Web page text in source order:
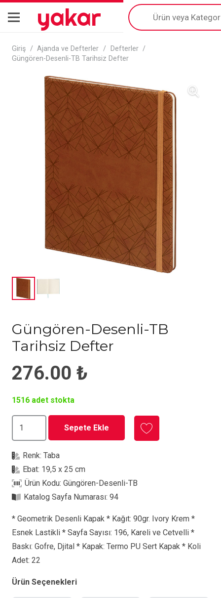
yakar
Products
search
Giriş / Ajanda ve Defterler / Defterler /
Güngören-Desenli-TB Tarihsiz Defter
Güngören-Desenli-TB
Tarihsiz Defter
276.00 ₺
1516 adet stokta
Tarihsiz
Defter
adet
Sepete Ekle
Renk:Taba
Ebat: 19,5 x 25 cm
Ürün Kodu:Güngören-Desenli-TB
Katalog Sayfa Numarası:94
* Geometrik Desenli Kapak * Kağıt: 90gr. Ivory Krem *
Esnek Lastikli * Sayfa Sayısı: 196, Kareli ve Cetvelli *
Baskı: Gofre, Djital * Kapak: Termo PU Sert Kapak * Koli
Adet: 22
Ürün Seçenekleri